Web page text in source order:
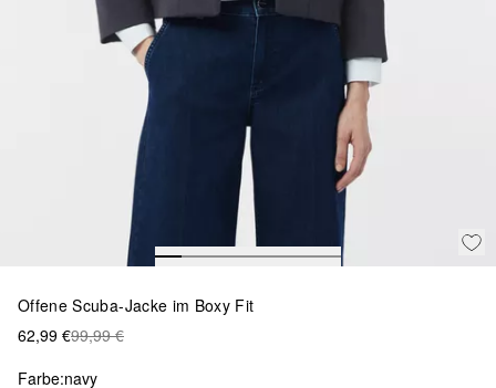
Offene Scuba-Jacke im Boxy Fit
62,99 €99,99 €
Farbe:navy